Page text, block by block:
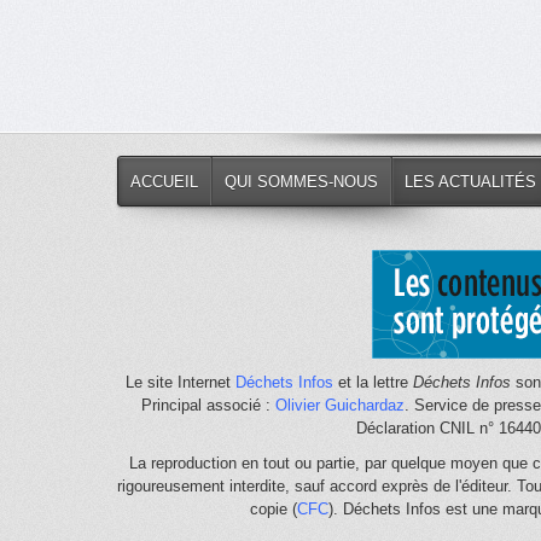
ACCUEIL QUI SOMMES-NOUS LES ACTUALITÉS
Le site Internet Déchets Infos et la lettre Déchets Infos
Principal associé : Olivier Guichardaz. Service de
Déclaration CNIL n°
La reproduction en tout ou partie, par quelque moyen
rigoureusement interdite, sauf accord exprès de l'éditeur.
copie (CFC). Déchets Infos est une